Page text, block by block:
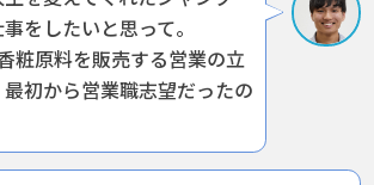
をしたいと思って。
粧原料を販売する営業の立
初から営業職志望だったの